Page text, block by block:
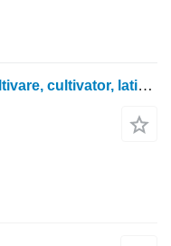
Agro-Factory Agregat pentru cultivare, cultivator, latime 6 metri